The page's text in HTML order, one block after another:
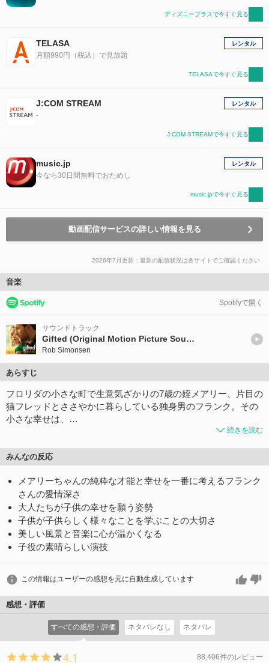
ディズニープラスで今すぐ見る
TELASA
月額990円（税込）で見放題
レンタル
TELASAで今すぐ見る
J:COM STREAM
-
レンタル
J:COM STREAMで今すぐ見る
music.jp
今なら30日間無料でおためし
レンタル
music.jpで今すぐ見る
動画配信サービスの詳しい情報を見る
2026年7月更新：最新の配信状況は各サイトでご確認ください
音楽
Spotifyで開く
サウンドトラック
Gifted (Original Motion Picture Soundtrack)
Rob Simonsen
あらすじ
フロリダの小さな町で生意気ざかりの7歳の姪メアリー、片目の
猫フレッドとささやかに暮らしている独身男のフランク。その
小さな幸せは、…
続きを読む
みんなの反応
メアリーちゃんの純粋な才能と幸せを一番に考えるフランク
さんの愛情深さ
大人たちが子供の幸せを願う姿勢
子供が子供らしく様々なことを学ぶことの大切さ
美しい風景と音楽に心が温かくなる
子役の素晴らしい演技
この情報はユーザーの感想を元に自動生成しています
感想・評価
すべての感想・評価 ネタバレなし ネタバレ
4.1 88,406件のレビュー